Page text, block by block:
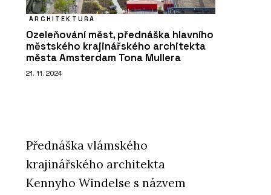
ARCHITEKTURA
Ozeleňování měst, přednáška hlavního
městského krajinářského architekta
města Amsterdam Tona Mullera
21. 11. 2024
Přednáška vlámského
krajinářského architekta
Kennyho Windelse s názvem